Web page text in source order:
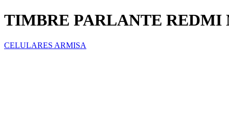
TIMBRE PARLANTE REDMI
CELULARES ARMISA